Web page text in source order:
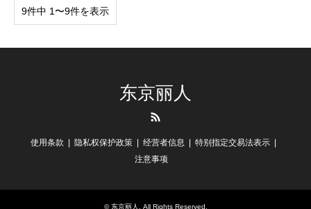
9件中 1〜9件を表示
东京丽人
使用条款 隐私权保护政策 经营者信息
特别指定交易法表示
注意事项
©东京丽人 . All Rights Reserved.